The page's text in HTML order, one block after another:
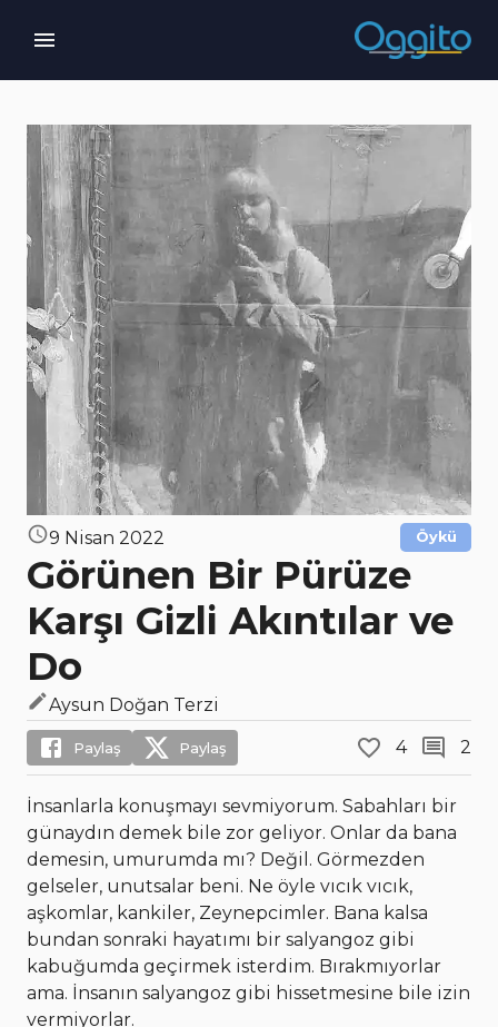
9 Nisan 2022 Öykü
Görünen Bir Pürüze
Karşı Gizli Akıntılar ve
Do
Aysun Doğan Terzi
Paylaş Paylaş 4 2
İnsanlarla konuşmayı sevmiyorum. Sabahları bir
günaydın demek bile zor geliyor. Onlar da bana
demesin, umurumda mı? Değil. Görmezden
gelseler, unutsalar beni. Ne öyle vıcık vıcık,
aşkomlar, kankiler, Zeynepcimler. Bana kalsa
bundan sonraki hayatımı bir salyangoz gibi
kabuğumda geçirmek isterdim. Bırakmıyorlar
ama. İnsanın salyangoz gibi hissetmesine bile izin
vermiyorlar.